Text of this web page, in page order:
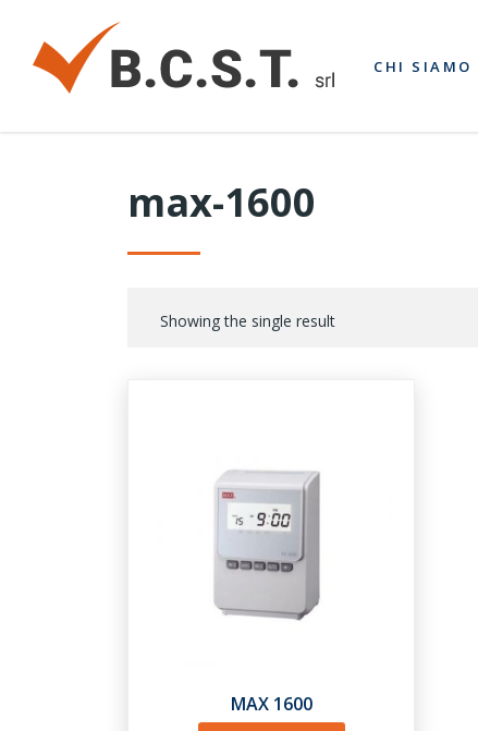
CHI SIAMO
max-1600
Showing the single result
MAX 1600